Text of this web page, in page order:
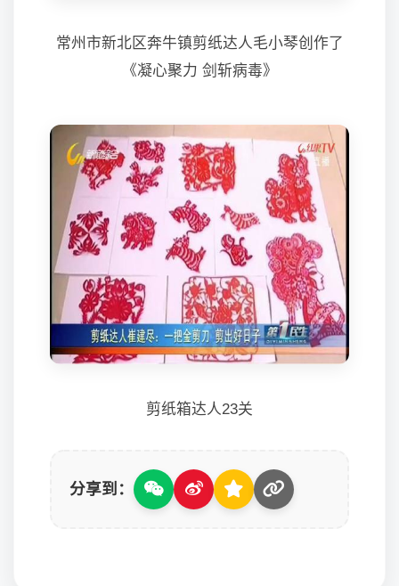
常州市新北区奔牛镇剪纸达人毛小琴创作了
《凝心聚力 剑斩病毒》
剪纸箱达人23关
分享到：